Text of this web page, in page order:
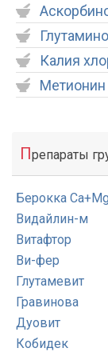
Калия
Метионин
Препараты
Берокка Ca+Mg
Видайлин-м
Витафтор
Ви-фер
Глутамевит
Гравинова
Дуовит
Кобидек